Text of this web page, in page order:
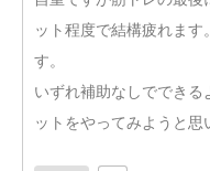
ット程度で結構疲れま
す。
いずれ補助なしでできる
ットをやってみようと思